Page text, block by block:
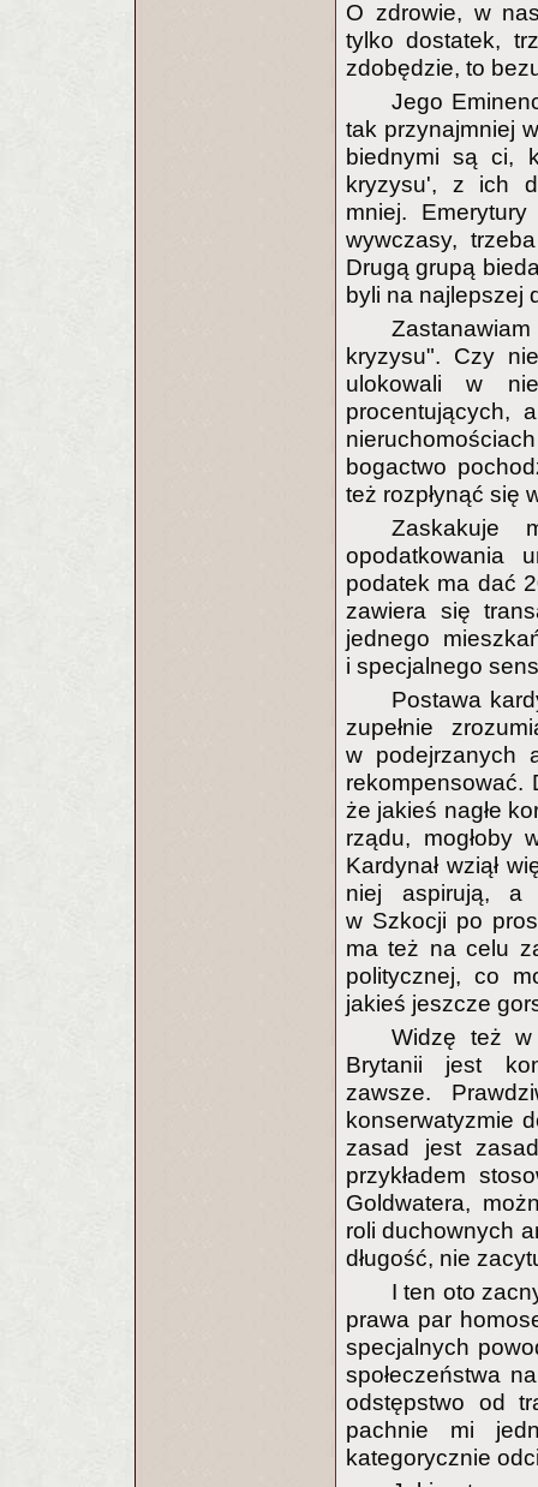
O zdrowie, w
tylko dostatek,
zdobędzie, to
Jego
tak przynajmniej
biednymi są ci,
kryzysu', z ich
mniej.
wywczasy,
Drugą grupą
byli na najlepszej
kryzysu". Czy
ulokowali w
procentujących,
bogactwo
też rozpłynąć się
Zaskakuje
opodatkowania
podatek ma dać
zawiera się
jednego
i specjalnego
Postawa
zupełnie
w podejrzanych
rekompensować.
że jakieś nagłe
rządu, mogłoby
Kardynał wziął
niej aspirują, a
w Szkocji po
ma też na celu
politycznej, co
jakieś jeszcze
Widzę też w
Brytanii jest
zawsze.
konserwatyzmie
zasad jest
przykładem
Goldwatera,
roli duchownych
długość, nie
I ten oto
prawa par
specjalnych
społeczeństwa
odstępstwo od
pachnie mi
kategorycznie